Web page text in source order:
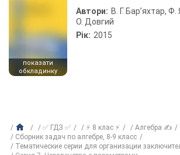
показати
обкладинку
Автори: В. Г. Бар’яхтар,
О. Довгий
Рік: 2015
✅ ГДЗ ✅ ⚡ 8 клас ⚡
Алгебра ✍
Сборник задач по алгебре, 8-9 класс
Тематические серии для организации